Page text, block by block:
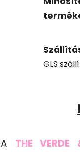
GLS
A THE VERDE